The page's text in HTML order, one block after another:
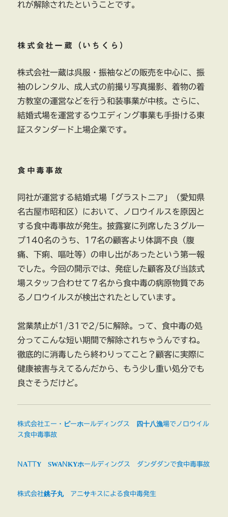
れが解除されたということです。
株式会社一蔵（いちくら）
株式会社一蔵は呉服・振袖などの販売を中心に、振
袖のレンタル、成人式の前撮り写真撮影、着物の着
方教室の運営などを行う和装事業が中核。さらに、
結婚式場を運営するウエディング事業も手掛ける東
証スタンダード上場企業です。
食中毒事故
同社が運営する結婚式場「グラストニア」（愛知県
名古屋市昭和区）において、ノロウイルスを原因と
する食中毒事故が発生。披露宴に列席した３グルー
プ140名のうち、17名の顧客より体調不良（腹
痛、下痢、嘔吐等）の申し出があったという第一報
でした。今回の開示では、発症した顧客及び当該式
場スタッフ合わせて７名から食中毒の病原物質であ
るノロウイルスが検出されたとしています。
営業禁止が1/31で2/5に解除。って、食中毒の処
分ってこんな短い期間で解除されちゃうんですね。
徹底的に消毒したら終わりってこと？顧客に実際に
健康被害与えてるんだから、もう少し重い処分でも
良さそうだけど。
株式会社エー・ピーホールディングス 四十八漁場でノロウイル
ス食中毒事故
NATTY SWANKYホールディングス ダンダダンで食中毒事故
株式会社銚子丸 アニサキスによる食中毒発生